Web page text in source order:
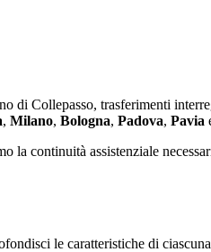
di Collepasso, trasferimenti
, Milano, Bologna, Padova, Pavia
continuità assistenziale
le caratteristiche di